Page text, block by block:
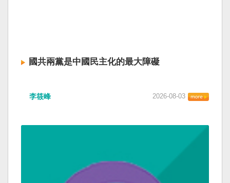
國共兩黨是中國民主化的最大障礙
李筱峰 2026-08-03